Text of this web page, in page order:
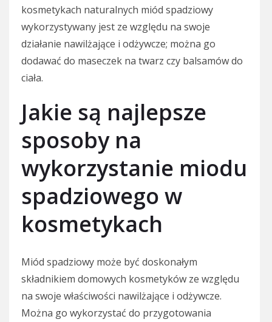
kosmetykach naturalnych miód spadziowy
wykorzystywany jest ze względu na swoje
działanie nawilżające i odżywcze; można go
dodawać do maseczek na twarz czy balsamów do
ciała.
Jakie są najlepsze
sposoby na
wykorzystanie miodu
spadziowego w
kosmetykach
Miód spadziowy może być doskonałym
składnikiem domowych kosmetyków ze względu
na swoje właściwości nawilżające i odżywcze.
Można go wykorzystać do przygotowania